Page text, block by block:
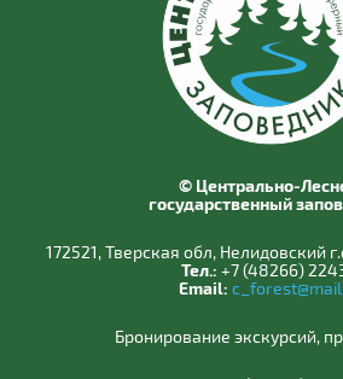
© Центрально-
государственный
172521, Тверская обл, Нелидовский
Тел.: +7 (48266)
Email:
Бронирование экскурсий,